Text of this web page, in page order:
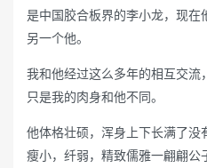
是中国胶合板界的李小龙，现在
另一个他。
我和他经过这么多年的相互交流
只是我的肉身和他不同。
他体格壮硕，浑身上下长满了没
瘦小，纤弱，精致儒雅一翩翩公